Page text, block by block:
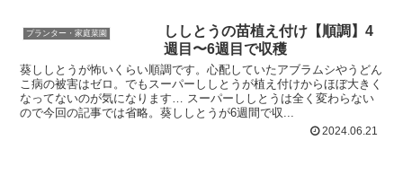
プランター・家庭菜園
ししとうの苗植え付け【順調】4
週目〜6週目で収穫
葵ししとうが怖いくらい順調です。心配していたアブラムシやうどん
こ病の被害はゼロ。でもスーパーししとうが植え付けからほぼ大きく
なってないのが気になります… スーパーししとうは全く変わらない
ので今回の記事では省略。葵ししとうが6週間で収...
2024.06.21